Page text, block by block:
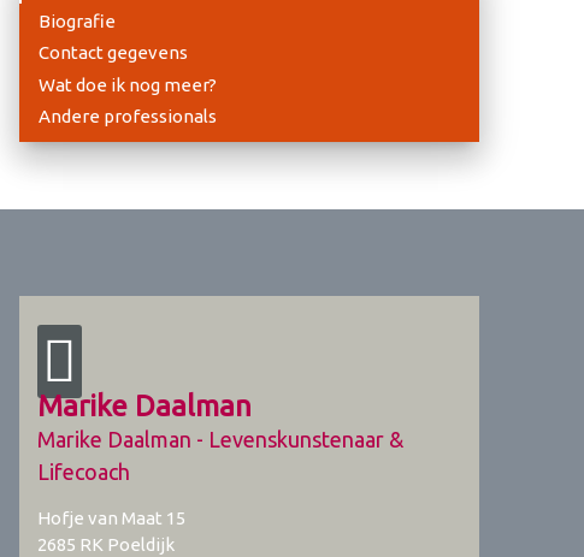
Biografie
Contact gegevens
Wat doe ik nog meer?
Andere professionals
Marike Daalman
Marike Daalman - Levenskunstenaar &
Lifecoach
Hofje van Maat 15
2685 RK Poeldijk